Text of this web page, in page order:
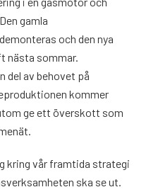
gamla
och den nya
nästa sommar.
del av behovet på
kommer
ge ett överskott som
kring vår framtida strategi
ska se ut.